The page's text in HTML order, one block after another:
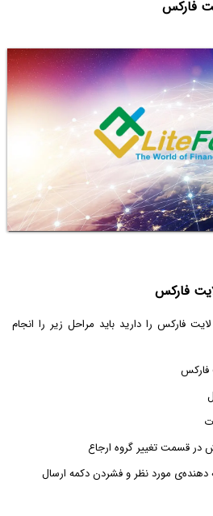
فارکس
فارکس
فارکس را دارید باید مراحل زیر را انجام
فارکس
در قسمت تغییر گروه ارجاع
دهنده‌ی مورد نظر و فشردن دکمه ارسال